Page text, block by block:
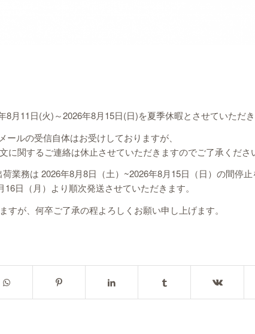
月11日(火)～2026年8月15日(日)を夏季休暇とさせていただき
ルの受信自体はお受けしておりますが、
に関するご連絡は休止させていただきますのでご了承くださ
業務は 2026年8月8日（土）~2026年8月15日（日）の間停止
日（月）より順次発送させていただきます。
すが、何卒ご了承の程よろしくお願い申し上げます。